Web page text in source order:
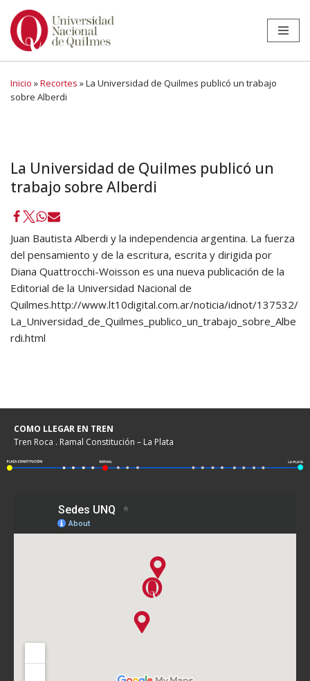
Ir
Inicio »Recortes »La Universidad de Quilmes publicó un trabajo
sobre Alberdi
La Universidad de Quilmes publicó un
trabajo sobre Alberdi
Juan Bautista Alberdi y la independencia argentina. La fuerza
del pensamiento y de la escritura, escrita y dirigida por
Diana Quattrocchi-Woisson es una nueva publicación de la
Editorial de la Universidad Nacional de
Quilmes.http://www.lt10digital.com.ar/noticia/idnot/137532/
La_Universidad_de_Quilmes_publico_un_trabajo_sobre_Albe
rdi.html
COMO LLEGAR EN TREN
Tren Roca . Ramal Constitución – La Plata